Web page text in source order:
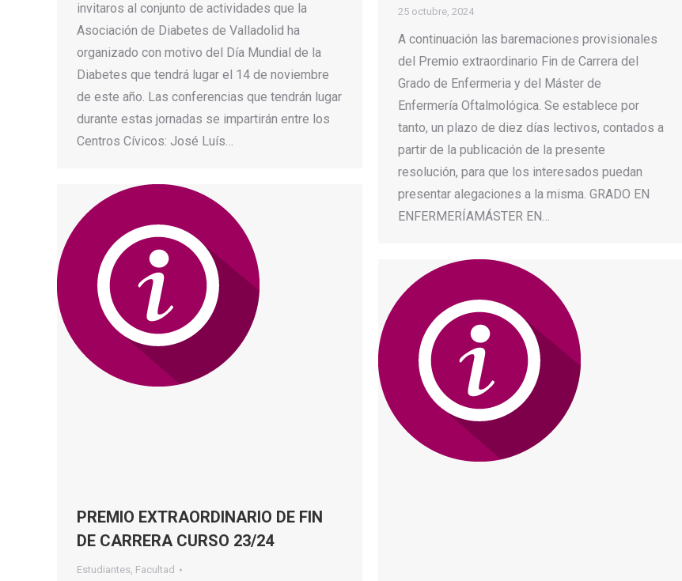
invitaros al conjunto de actividades que la
Asociación de Diabetes de Valladolid ha
organizado con motivo del Día Mundial de la
Diabetes que tendrá lugar el 14 de noviembre
de este año. Las conferencias que tendrán lugar
durante estas jornadas se impartirán entre los
Centros Cívicos: José Luís…
25 octubre, 2024
A continuación las baremaciones provisionales
del Premio extraordinario Fin de Carrera del
Grado de Enfermeria y del Máster de
Enfermería Oftalmológica. Se establece por
tanto, un plazo de diez días lectivos, contados a
partir de la publicación de la presente
resolución, para que los interesados puedan
presentar alegaciones a la misma. GRADO EN
ENFERMERÍAMÁSTER EN…
PREMIO EXTRAORDINARIO DE FIN
DE CARRERA CURSO 23/24
Estudiantes, Facultad